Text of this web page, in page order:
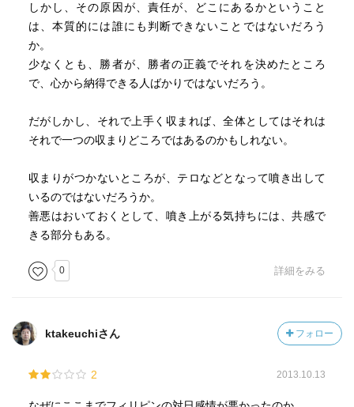
しかし、その原因が、責任が、どこにあるかということ
は、本質的には誰にも判断できないことではないだろう
か。
少なくとも、勝者が、勝者の正義でそれを決めたところ
で、心から納得できる人ばかりではないだろう。
だがしかし、それで上手く収まれば、全体としてはそれは
それで一つの収まりどころではあるのかもしれない。
収まりがつかないところが、テロなどとなって噴き出して
いるのではないだろうか。
善悪はおいておくとして、噴き上がる気持ちには、共感で
きる部分もある。
0 詳細をみる
ktakeuchiさん フォロー
2 2013.10.13